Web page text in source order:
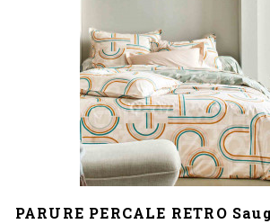
PARURE PERCALE RETRO